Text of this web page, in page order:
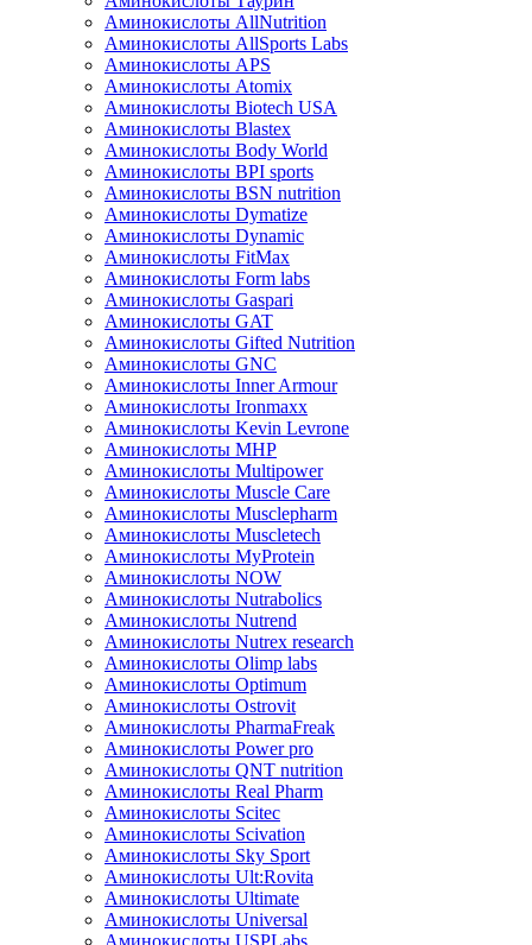
Аминокислоты AllNutrition
Аминокислоты AllSports Labs
Аминокислоты APS
Аминокислоты Atomix
Аминокислоты Biotech USA
Аминокислоты Blastex
Аминокислоты Body World
Аминокислоты BPI sports
Аминокислоты BSN nutrition
Аминокислоты Dymatize
Аминокислоты Dynamic
Аминокислоты FitMax
Аминокислоты Form labs
Аминокислоты Gaspari
Аминокислоты GAT
Аминокислоты Gifted Nutrition
Аминокислоты GNC
Аминокислоты Inner Armour
Аминокислоты Ironmaxx
Аминокислоты Kevin Levrone
Аминокислоты MHP
Аминокислоты Multipower
Аминокислоты Muscle Care
Аминокислоты Musclepharm
Аминокислоты Muscletech
Аминокислоты MyProtein
Аминокислоты NOW
Аминокислоты Nutrabolics
Аминокислоты Nutrend
Аминокислоты Nutrex research
Аминокислоты Olimp labs
Аминокислоты Optimum
Аминокислоты Ostrovit
Аминокислоты PharmaFreak
Аминокислоты Power pro
Аминокислоты QNT nutrition
Аминокислоты Real Pharm
Аминокислоты Scitec
Аминокислоты Scivation
Аминокислоты Sky Sport
Аминокислоты Ult:Rovita
Аминокислоты Ultimate
Аминокислоты Universal
Аминокислоты USPLabs